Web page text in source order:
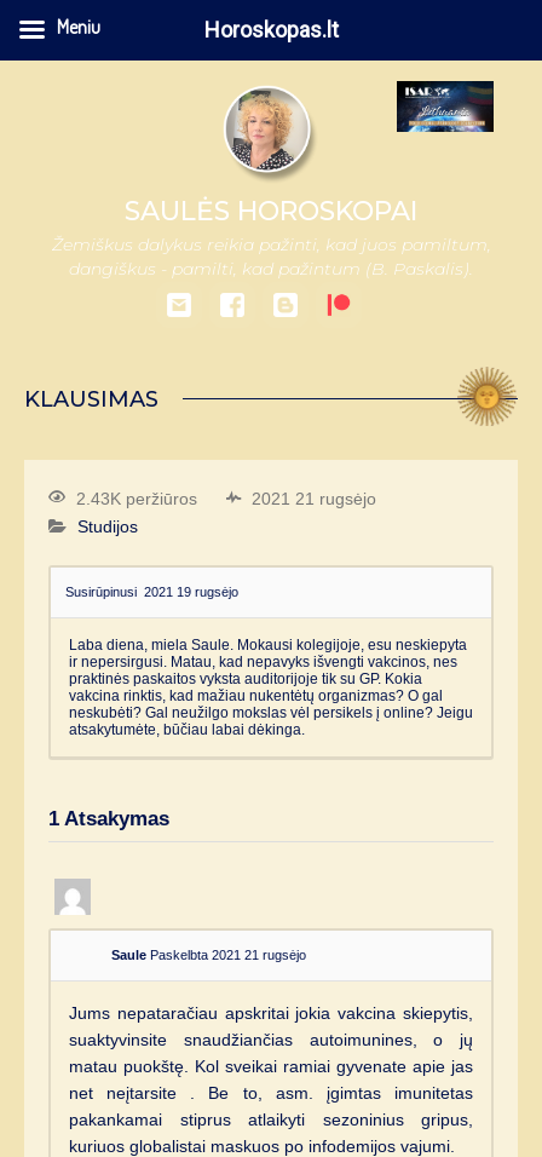
SAULĖS HOROSKOPAI
Žemiškus dalykus reikia pažinti, kad juos pamiltum,
dangiškus - pamilti, kad pažintum (B. Paskalis).
KLAUSIMAS
2.43K peržiūros
2021 21 rugsėjo
Studijos
Susirūpinusi 2021 19 rugsėjo
Laba diena, miela Saule. Mokausi kolegijoje, esu neskiepyta
ir nepersirgusi. Matau, kad nepavyks išvengti vakcinos, nes
praktinės paskaitos vyksta auditorijoje tik su GP. Kokia
vakcina rinktis, kad mažiau nukentėtų organizmas? O gal
neskubėti? Gal neužilgo mokslas vėl persikels į online? Jeigu
atsakytumėte, būčiau labai dėkinga.
1 Atsakymas
Saule Paskelbta 2021 21 rugsėjo
Jums nepataračiau apskritai jokia vakcina skiepytis,
suaktyvinsite snaudžiančias autoimunines, o jų
matau puokštę. Kol sveikai ramiai gyvenate apie jas
net neįtarsite . Be to, asm. įgimtas imunitetas
pakankamai stiprus atlaikyti sezoninius gripus,
kuriuos globalistai maskuos po infodemijos vajumi.
Meniu Horoskopas.lt